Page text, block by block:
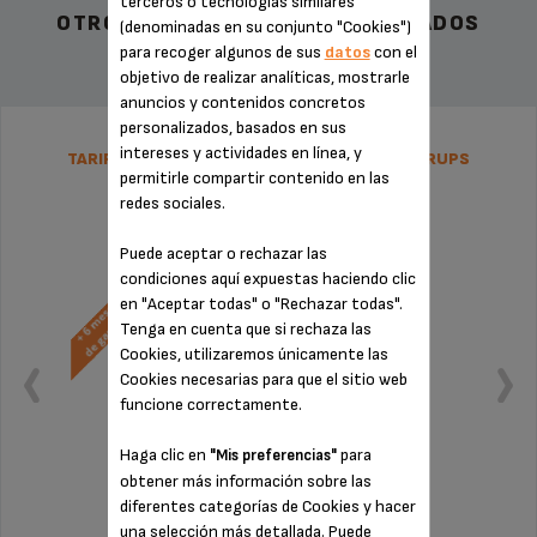
OTROS ACCESORIOS RECOMENDADOS
TARIFA PLANA DE REPARACIÓN NESPRESSO KRUPS
Sin factura ni sorpresas
(denominadas en su conjunto "Cookies")
para recoger algunos de sus datoscon el
objetivo de realizar analíticas, mostrarle
anuncios y contenidos concretos
personalizados, basados en sus
intereses y actividades en línea, y
permitirle compartir contenido en las
redes sociales.
Puede aceptar o rechazar las
condiciones aquí expuestas haciendo clic
en "Aceptar todas" o "Rechazar todas".
Tenga en cuenta que si rechaza las
Cookies, utilizaremos únicamente las
Cookies necesarias para que el sitio web
funcione correctamente.
Haga clic en "Mis preferencias"para
obtener más información sobre las
diferentes categorías de Cookies y hacer
una selección más detallada. Puede